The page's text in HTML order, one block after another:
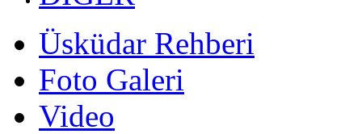
Üsküdar Rehberi
Foto Galeri
Video